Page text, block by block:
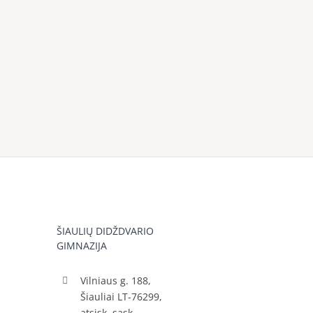
ŠIAULIŲ DIDŽDVARIO
GIMNAZIJA
Vilniaus g. 188,
Šiauliai LT-76299,